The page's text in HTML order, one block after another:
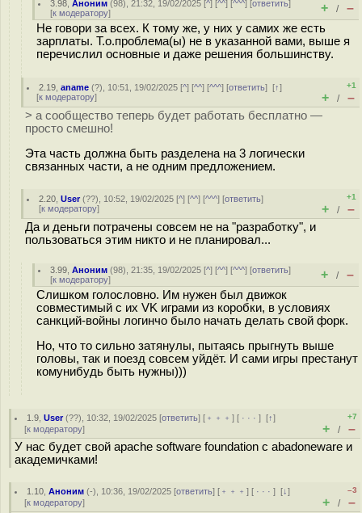
3.98 ,Аноним (98), 21:32, 19/02/2025 [^] [^^] [^^^] [ответить]
[к модератору] + / –
Не говори за всех. К тому же, у них у самих же есть
зарплаты. Т.о.проблема(ы) не в указанной вами, выше я
перечислил основные и даже решения большинству.
2.19 ,aname (?), 10:51, 19/02/2025 [^] [^^] [^^^] [ответить][↑]
[к модератору]
+1
+ / –
> а сообщество теперь будет работать бесплатно —
просто смешно!
Эта часть должна быть разделена на 3 логически
связанных части, а не одним предложением.
2.20 ,User(??), 10:52, 19/02/2025 [^] [^^] [^^^] [ответить]
[к модератору]
+1
+ / –
Да и деньги потрачены совсем не на "разработку", и
пользоваться этим никто и не планировал...
3.99 ,Аноним (98), 21:35, 19/02/2025 [^] [^^] [^^^] [ответить]
[к модератору] + / –
Слишком голословно. Им нужен был движок
совместимый с их VK играми из коробки, в условиях
санкций-войны логинчо было начать делать свой форк.
Но, что то сильно затянулы, пытаясь прыгнуть выше
головы, так и поезд совсем уйдёт. И сами игры престанут
комунибудь быть нужны)))
1.9 ,User(??), 10:32, 19/02/2025 [ответить] [ ﹢﹢﹢] [ · · ·][↑]
[к модератору]
+7
+ / –
У нас будет свой apache software foundation с abadoneware и
академичками!
1.10 ,Аноним (-), 10:36, 19/02/2025 [ответить] [ ﹢﹢﹢] [ · · ·][↓]
[к модератору]
–3
+ / –